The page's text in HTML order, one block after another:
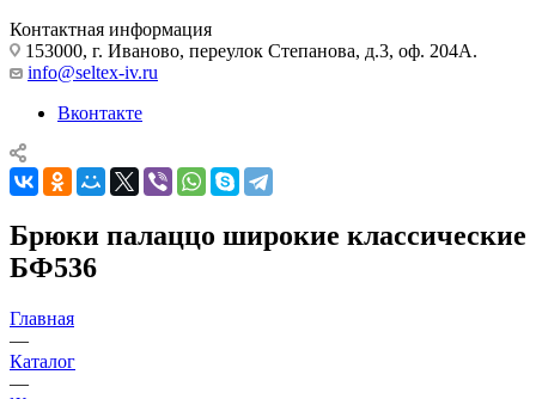
Контактная информация
153000, г. Иваново, переулок Степанова, д.3, оф. 204А.
info@seltex-iv.ru
Вконтакте
Брюки палаццо широкие классические
БФ536
Главная
—
Каталог
—